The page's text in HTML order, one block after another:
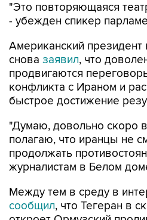
"Это повторяющаяся
- убежден спикер
Американский президент
снова заявил, что
продвигаются
конфликта с Ираном и
быстрое достижение
"Думаю, довольно скоро
полагаю, что иранцы не
продолжать
журналистам в Белом
Между тем в среду в
сообщил, что Тегеран в